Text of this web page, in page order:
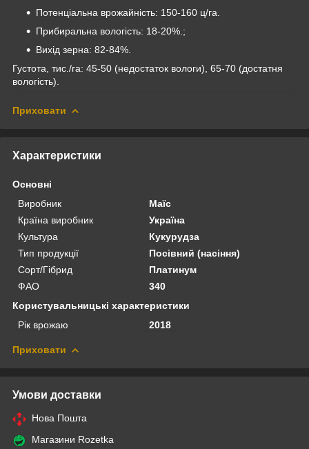
Потенціальна врожайність: 150-160 ц/га.
Прибиральна вологість: 18-20%.;
Вихід зерна: 82-84%.
Густота, тис./га: 45-50 (недостаток вологи), 65-70 (достатня
вологість).
Приховати
Характеристики
Основні
Виробник
Маїс
Країна виробник
Україна
Культура
Кукурудза
Тип продукції
Посівний (насіння)
Сорт/Гібрид
Платинум
ФАО
340
Користувальницькі характеристики
Рік врожаю
2018
Приховати
Умови доставки
Нова Пошта
Магазини Rozetka